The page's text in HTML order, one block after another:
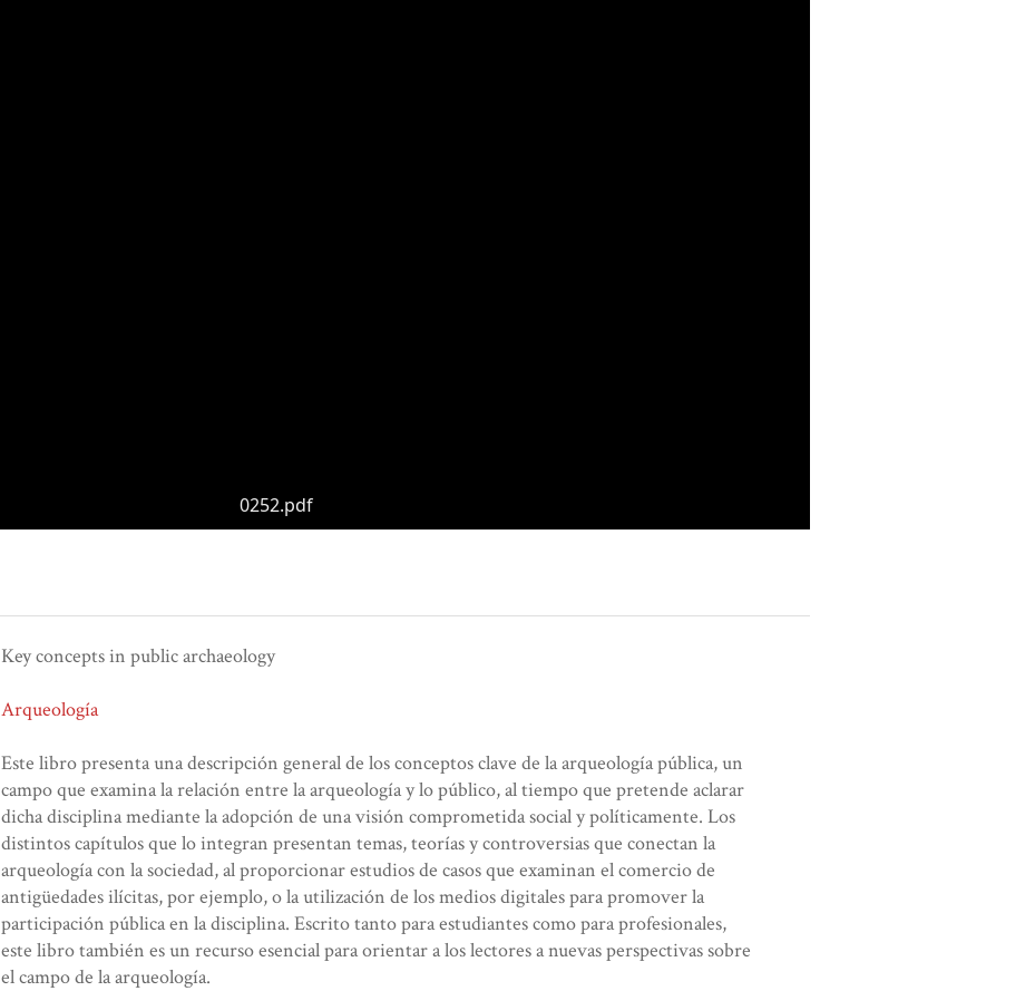
0252.pdf
Key concepts in public archaeology
Arqueología
Este libro presenta una descripción general de los conceptos clave de la arqueología pública, un
campo que examina la relación entre la arqueología y lo público, al tiempo que pretende aclarar
dicha disciplina mediante la adopción de una visión comprometida social y políticamente. Los
distintos capítulos que lo integran presentan temas, teorías y controversias que conectan la
arqueología con la sociedad, al proporcionar estudios de casos que examinan el comercio de
antigüedades ilícitas, por ejemplo, o la utilización de los medios digitales para promover la
participación pública en la disciplina. Escrito tanto para estudiantes como para profesionales,
este libro también es un recurso esencial para orientar a los lectores a nuevas perspectivas sobre
el campo de la arqueología.